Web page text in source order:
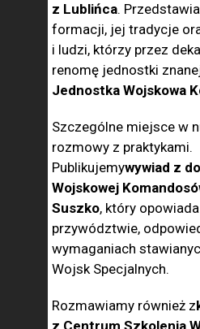
z Lublińca.
formacji, jej tradycje
i ludzi, którzy przez
renomę jednostki
Jednostka Wojskowa
Szczególne miejsce w
rozmowy z praktykami.
Publikujemywywiad z
Wojskowej
Suszko, który
przywództwie,
wymaganiach
Wojsk Specjalnych.
Rozmawiamy również z
z Centrum Szkolenia